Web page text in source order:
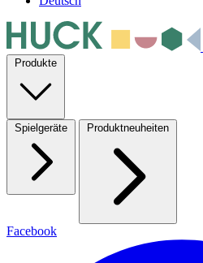
Produkte
Spielgeräte Produktneuheiten
Facebook